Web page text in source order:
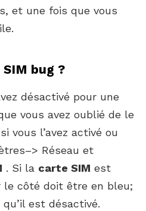
et une fois que vous
bug ?
désactivé pour une
vous avez oublié de le
vous l’avez activé ou
Réseau et
. Si la carte SIM est
le côté doit être en bleu;
est désactivé.